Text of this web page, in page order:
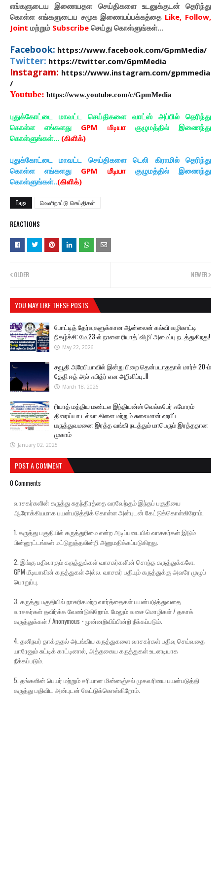
எங்களுடைய இணையதள செய்திகளை உடனுக்குடன் தெரிந்து
கொள்ள எங்களுடைய சமூக இணையப்பக்கத்தை Like, Follow,
Joint மற்றும் Subscribe செய்து கொள்ளுங்கள்...
Facebook: https://www.facebook.com/GpmMedia/
Twitter: https://twitter.com/GpmMedia
Instagram: https://www.instagram.com/gpmmedia
/
Youtube: https://www.youtube.com/c/GpmMedia
புதுக்கோட்டை மாவட்ட செய்திகளை வாட்ஸ் அப்பில் தெரிந்து
கொள்ள எங்களது GPM மீடியாகுழுமத்தில் இணைந்து
கொள்ளுங்கள்... (கிளிக்)
புதுக்கோட்டை மாவட்ட செய்திகளை டெலி கிராமில் தெரிந்து
கொள்ள எங்களது GPM மீடியாகுழுமத்தில் இணைந்து
கொள்ளுங்கள்..(கிளிக்)
Tags வெளிநாட்டு செய்திகள்
REACTIONS
NEWER
OLDER
YOU MAY LIKE THESE POSTS
போட்டித் தேர்வுகளுக்கான ஆன்லைன் கல்வி வழிகாட்டி
நிகழ்ச்சி: மே.23-ல் நாளை ரியாத் 'விழி' அமைப்பு நடத்துகிறது!
May 22, 2026
சவூதி அரேபியாவில் இன்று பிறை தென்படாததால் மார்ச் 20-ம்
தேதி ஈத் அல் ஃபித்ர் என அறிவிப்பு..!!
March 18, 2026
ரியாத் மத்திய மண்டல இந்தியன்ஸ் வெல்ஃபேர் ஃபோரம்
திரைய்யா டல்லா கிளை மற்றும் சுலைமான் ஹபீப்
மருத்துவமனை இரத்த வங்கி நடத்தும் மாபெரும் இரத்ததான
முகாம்
January 02, 2025
POST A COMMENT
0 Comments
வாசகர்களின் கருத்து சுதந்திரத்தை வரவேற்கும் இந்தப் பகுதியை
ஆரோக்கியமாக பயன்படுத்திக் கொள்ள அன்புடன் கேட்டுக்கொள்கிறோம்.
1. கருத்து பகுதியில் கருத்துரிமை என்ற அடிப்படையில் வாசகர்கள் இடும்
பின்னூட்டங்கள் மட்டுறுத்தலின்றி அனுமதிக்கப்படுகிறது.
2. இங்கு பதிவாகும் கருத்துக்கள் வாசகர்களின் சொந்த கருத்துக்களே.
GPM மீடியாவின் கருத்துகள் அல்ல. வாசகர் பதியும் கருத்துக்கு அவரே முழுப்
பொறுப்பு.
3. கருத்து பகுதியில் நாகரிகமற்ற வார்த்தைகள் பயன்படுத்துவதை
வாசகர்கள் தவிர்க்க வேண்டுகிறோம். மேலும் வசை மொழிகள் / தகாக்
கருத்துக்கள் / Anonymous - முன்னறிவிப்பின்றி நீக்கப்படும்.
4. தனிநபர் தாக்குதல் அடங்கிய கருத்துகளை வாசகர்கள் பதிவு செய்வதை
யாரேனும் சுட்டிக் காட்டினால், அத்தகைய கருத்துகள் உடனடியாக
நீக்கப்படும்.
5. தங்களின் பெயர் மற்றும் சரியான மின்னஞ்சல் முகவரியை பயன்படுத்தி
கருத்து பதிவிட அன்புடன் கேட்டுக்கொள்கிறோம்.